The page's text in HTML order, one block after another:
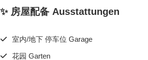
✨ 房屋配备 Ausstattungen
室内/地下 停车位 Garage
花园 Garten